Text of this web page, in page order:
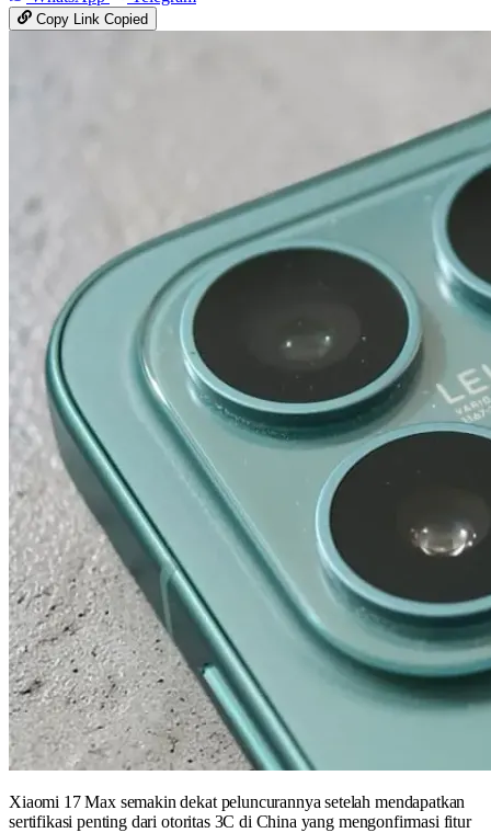
Copy LinkCopied
Xiaomi 17 Max semakin dekat peluncurannya setelah mendapatkan
sertifikasi penting dari otoritas 3C di China yang mengonfirmasi fitur